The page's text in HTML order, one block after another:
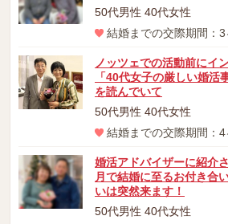
50代男性 40代女性
結婚までの交際期間：3
ノッツェでの活動前にイ
「40代女子の厳しい婚活
を読んでいて
50代男性 40代女性
結婚までの交際期間：4
婚活アドバイザーに紹介
月で結婚に至るお付き合
いは突然来ます！
50代男性 40代女性